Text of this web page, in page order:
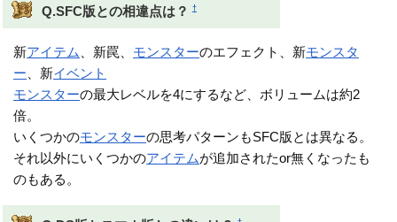
Q.SFC版との相違点は？ †
新アイテム 、新罠、 モンスターのエフェクト、新モンスタ
ー 、新イベント
モンスターの最大レベルを4にするなど、ボリュームは約2
倍。
いくつかのモンスターの思考パターンもSFC版とは異なる。
それ以外にいくつかのアイテムが追加されたor無くなったも
のもある。